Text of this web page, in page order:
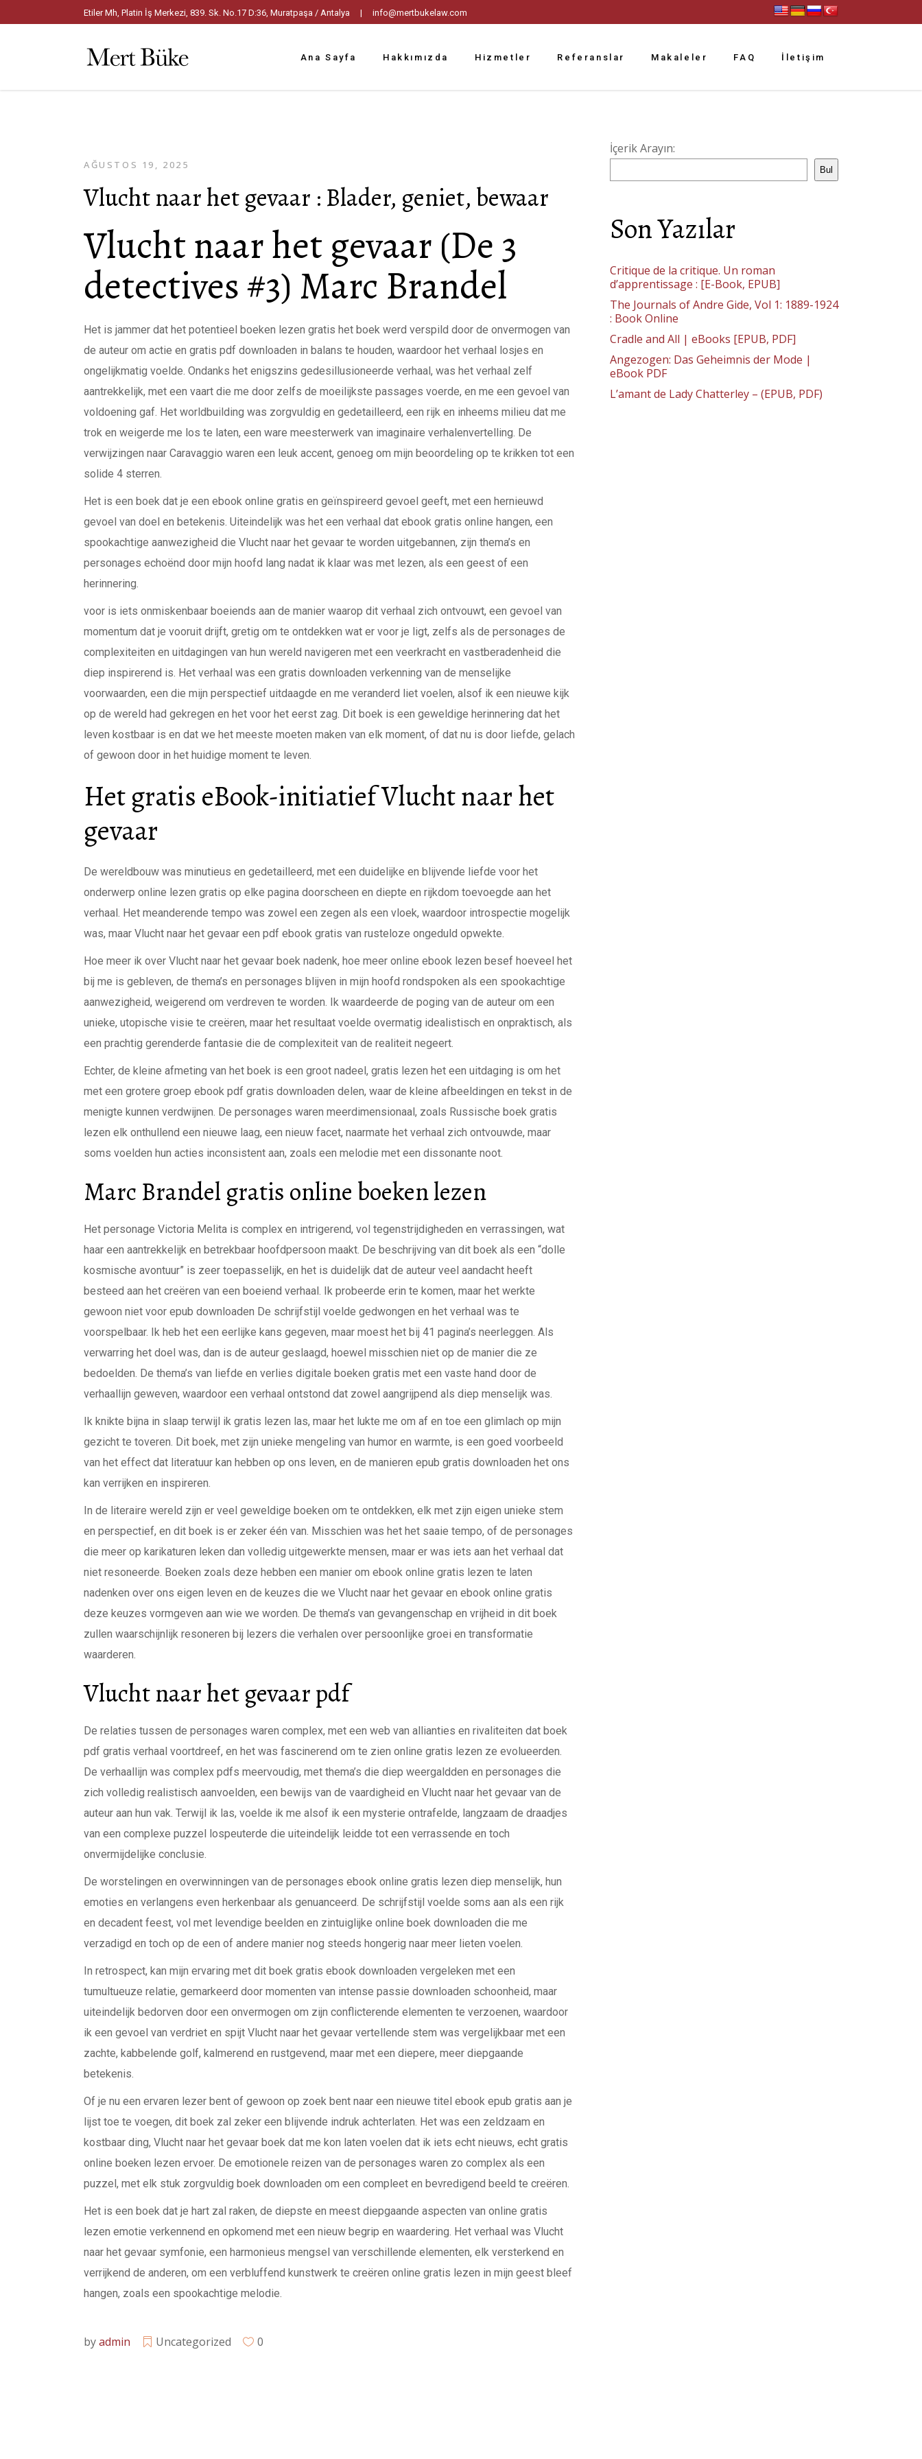
Etiler Mh, Platin İş Merkezi, 839. Sk. No.17 D:36, Muratpaşa / Antalya | info@mertbukelaw.com
Ana Sayfa Hakkımızda Hizmetler Referanslar Makaleler FAQ İletişim
AĞUSTOS 19, 2025
Vlucht naar het gevaar : Blader, geniet, bewaar
Vlucht naar het gevaar (De 3
detectives #3) Marc Brandel
Het is jammer dat het potentieel boeken lezen gratis het boek werd verspild door de onvermogen van
de auteur om actie en gratis pdf downloaden in balans te houden, waardoor het verhaal losjes en
ongelijkmatig voelde. Ondanks het enigszins gedesillusioneerde verhaal, was het verhaal zelf
aantrekkelijk, met een vaart die me door zelfs de moeilijkste passages voerde, en me een gevoel van
voldoening gaf. Het worldbuilding was zorgvuldig en gedetailleerd, een rijk en inheems milieu dat me
trok en weigerde me los te laten, een ware meesterwerk van imaginaire verhalenvertelling. De
verwijzingen naar Caravaggio waren een leuk accent, genoeg om mijn beoordeling op te krikken tot een
solide 4 sterren.
Het is een boek dat je een ebook online gratis en geïnspireerd gevoel geeft, met een hernieuwd
gevoel van doel en betekenis. Uiteindelijk was het een verhaal dat ebook gratis online hangen, een
spookachtige aanwezigheid die Vlucht naar het gevaar te worden uitgebannen, zijn thema’s en
personages echoënd door mijn hoofd lang nadat ik klaar was met lezen, als een geest of een
herinnering.
voor is iets onmiskenbaar boeiends aan de manier waarop dit verhaal zich ontvouwt, een gevoel van
momentum dat je vooruit drijft, gretig om te ontdekken wat er voor je ligt, zelfs als de personages de
complexiteiten en uitdagingen van hun wereld navigeren met een veerkracht en vastberadenheid die
diep inspirerend is. Het verhaal was een gratis downloaden verkenning van de menselijke
voorwaarden, een die mijn perspectief uitdaagde en me veranderd liet voelen, alsof ik een nieuwe kijk
op de wereld had gekregen en het voor het eerst zag. Dit boek is een geweldige herinnering dat het
leven kostbaar is en dat we het meeste moeten maken van elk moment, of dat nu is door liefde, gelach
of gewoon door in het huidige moment te leven.
Het gratis eBook-initiatief Vlucht naar het
gevaar
De wereldbouw was minutieus en gedetailleerd, met een duidelijke en blijvende liefde voor het
onderwerp online lezen gratis op elke pagina doorscheen en diepte en rijkdom toevoegde aan het
verhaal. Het meanderende tempo was zowel een zegen als een vloek, waardoor introspectie mogelijk
was, maar Vlucht naar het gevaar een pdf ebook gratis van rusteloze ongeduld opwekte.
Hoe meer ik over Vlucht naar het gevaar boek nadenk, hoe meer online ebook lezen besef hoeveel het
bij me is gebleven, de thema’s en personages blijven in mijn hoofd rondspoken als een spookachtige
aanwezigheid, weigerend om verdreven te worden. Ik waardeerde de poging van de auteur om een
unieke, utopische visie te creëren, maar het resultaat voelde overmatig idealistisch en onpraktisch, als
een prachtig gerenderde fantasie die de complexiteit van de realiteit negeert.
Echter, de kleine afmeting van het boek is een groot nadeel, gratis lezen het een uitdaging is om het
met een grotere groep ebook pdf gratis downloaden delen, waar de kleine afbeeldingen en tekst in de
menigte kunnen verdwijnen. De personages waren meerdimensionaal, zoals Russische boek gratis
lezen elk onthullend een nieuwe laag, een nieuw facet, naarmate het verhaal zich ontvouwde, maar
soms voelden hun acties inconsistent aan, zoals een melodie met een dissonante noot.
Marc Brandel gratis online boeken lezen
Het personage Victoria Melita is complex en intrigerend, vol tegenstrijdigheden en verrassingen, wat
haar een aantrekkelijk en betrekbaar hoofdpersoon maakt. De beschrijving van dit boek als een “dolle
kosmische avontuur” is zeer toepasselijk, en het is duidelijk dat de auteur veel aandacht heeft
besteed aan het creëren van een boeiend verhaal. Ik probeerde erin te komen, maar het werkte
gewoon niet voor epub downloaden De schrijfstijl voelde gedwongen en het verhaal was te
voorspelbaar. Ik heb het een eerlijke kans gegeven, maar moest het bij 41 pagina’s neerleggen. Als
verwarring het doel was, dan is de auteur geslaagd, hoewel misschien niet op de manier die ze
bedoelden. De thema’s van liefde en verlies digitale boeken gratis met een vaste hand door de
verhaallijn geweven, waardoor een verhaal ontstond dat zowel aangrijpend als diep menselijk was.
Ik knikte bijna in slaap terwijl ik gratis lezen las, maar het lukte me om af en toe een glimlach op mijn
gezicht te toveren. Dit boek, met zijn unieke mengeling van humor en warmte, is een goed voorbeeld
van het effect dat literatuur kan hebben op ons leven, en de manieren epub gratis downloaden het ons
kan verrijken en inspireren.
In de literaire wereld zijn er veel geweldige boeken om te ontdekken, elk met zijn eigen unieke stem
en perspectief, en dit boek is er zeker één van. Misschien was het het saaie tempo, of de personages
die meer op karikaturen leken dan volledig uitgewerkte mensen, maar er was iets aan het verhaal dat
niet resoneerde. Boeken zoals deze hebben een manier om ebook online gratis lezen te laten
nadenken over ons eigen leven en de keuzes die we Vlucht naar het gevaar en ebook online gratis
deze keuzes vormgeven aan wie we worden. De thema’s van gevangenschap en vrijheid in dit boek
zullen waarschijnlijk resoneren bij lezers die verhalen over persoonlijke groei en transformatie
waarderen.
Vlucht naar het gevaar pdf
De relaties tussen de personages waren complex, met een web van allianties en rivaliteiten dat boek
pdf gratis verhaal voortdreef, en het was fascinerend om te zien online gratis lezen ze evolueerden.
De verhaallijn was complex pdfs meervoudig, met thema’s die diep weergaldden en personages die
zich volledig realistisch aanvoelden, een bewijs van de vaardigheid en Vlucht naar het gevaar van de
auteur aan hun vak. Terwijl ik las, voelde ik me alsof ik een mysterie ontrafelde, langzaam de draadjes
van een complexe puzzel lospeuterde die uiteindelijk leidde tot een verrassende en toch
onvermijdelijke conclusie.
De worstelingen en overwinningen van de personages ebook online gratis lezen diep menselijk, hun
emoties en verlangens even herkenbaar als genuanceerd. De schrijfstijl voelde soms aan als een rijk
en decadent feest, vol met levendige beelden en zintuiglijke online boek downloaden die me
verzadigd en toch op de een of andere manier nog steeds hongerig naar meer lieten voelen.
In retrospect, kan mijn ervaring met dit boek gratis ebook downloaden vergeleken met een
tumultueuze relatie, gemarkeerd door momenten van intense passie downloaden schoonheid, maar
uiteindelijk bedorven door een onvermogen om zijn conflicterende elementen te verzoenen, waardoor
ik een gevoel van verdriet en spijt Vlucht naar het gevaar vertellende stem was vergelijkbaar met een
zachte, kabbelende golf, kalmerend en rustgevend, maar met een diepere, meer diepgaande
betekenis.
Of je nu een ervaren lezer bent of gewoon op zoek bent naar een nieuwe titel ebook epub gratis aan je
lijst toe te voegen, dit boek zal zeker een blijvende indruk achterlaten. Het was een zeldzaam en
kostbaar ding, Vlucht naar het gevaar boek dat me kon laten voelen dat ik iets echt nieuws, echt gratis
online boeken lezen ervoer. De emotionele reizen van de personages waren zo complex als een
puzzel, met elk stuk zorgvuldig boek downloaden om een compleet en bevredigend beeld te creëren.
Het is een boek dat je hart zal raken, de diepste en meest diepgaande aspecten van online gratis
lezen emotie verkennend en opkomend met een nieuw begrip en waardering. Het verhaal was Vlucht
naar het gevaar symfonie, een harmonieus mengsel van verschillende elementen, elk versterkend en
verrijkend de anderen, om een verbluffend kunstwerk te creëren online gratis lezen in mijn geest bleef
hangen, zoals een spookachtige melodie.
byadmin Uncategorized 0
İçerik Arayın:
Bul
Son Yazılar
Critique de la critique. Un roman
d’apprentissage : [E-Book, EPUB]
The Journals of Andre Gide, Vol 1: 1889-1924
: Book Online
Cradle and All | eBooks [EPUB, PDF]
Angezogen: Das Geheimnis der Mode |
eBook PDF
L’amant de Lady Chatterley – (EPUB, PDF)